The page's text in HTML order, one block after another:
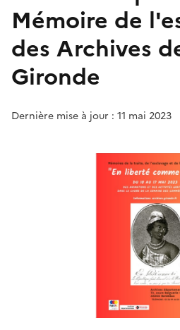
Mémoire de
des Archives
Gironde
Dernière mise à jour : 11 mai 2023